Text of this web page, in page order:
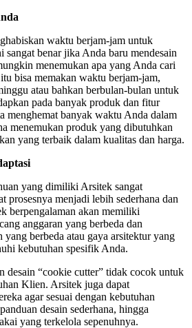
waktu berjam-jam untuk
benar jika Anda baru mendesain
menemukan apa yang Anda cari
bisa memakan waktu berjam-jam,
atau bahkan berbulan-bulan untuk
pada banyak produk dan fitur
menghemat banyak waktu Anda dalam
menemukan produk yang dibutuhkan
yang terbaik dalam kualitas dan harga.
yang dimiliki Arsitek sangat
prosesnya menjadi lebih sederhana dan
berpengalaman akan memiliki
anggaran yang berbeda dan
yang berbeda atau gaya arsitektur yang
kebutuhan spesifik Anda.
desain “cookie cutter” tidak cocok untuk
Klien. Arsitek juga dapat
agar sesuai dengan kebutuhan
desain sederhana, hingga
yang terkelola sepenuhnya.